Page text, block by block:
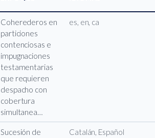
Coherederos en
particiones
contenciosas e
impugnaciones
testamentarias
que requieren
despacho con
cobertura
simultanea…
es, en, ca
Sucesión de
Catalán, Español